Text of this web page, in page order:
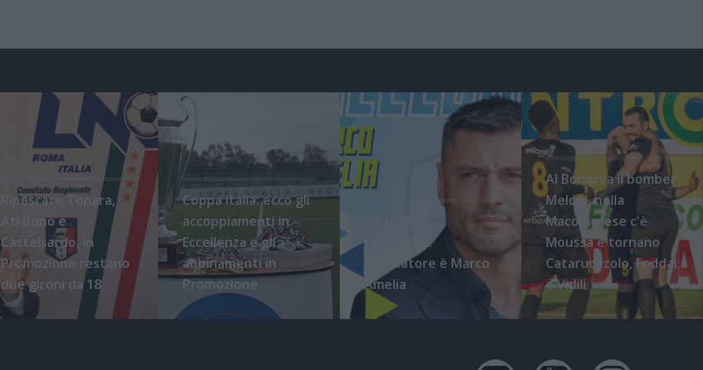
Ripescate Tonara,
Atl Bono e
Castelsardo, in
Promozione restano
due gironi da 18
Coppa Italia: ecco gli
accoppiamenti in
Eccellenza e gli
abbinamenti in
Promozione
l'ufficialità:
l'allenatore è Marco
Amelia
Al Bonorva il bomber
Meloni, nella
Macomerese c'è
Moussa e tornano
Cataruozzolo, Foddai
e Vidili